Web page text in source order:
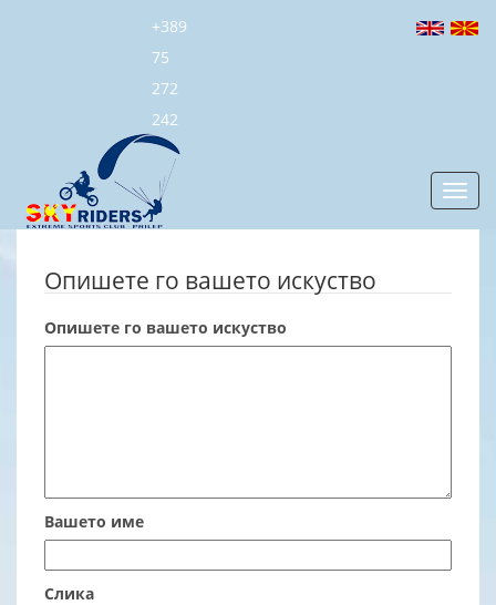
+389
75
272
242
Опишете го вашето искуство
Опишете го вашето искуство
Вашето име
Слика